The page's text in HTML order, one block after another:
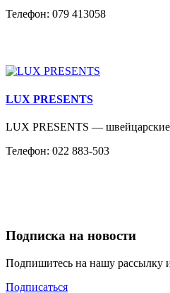
Телефон: 079 413058
LUX PRESENTS
LUX PRESENTS —
Телефон: 022 883-503
Подписка на новости
Подпишитесь на нашу рассылку
Подписаться